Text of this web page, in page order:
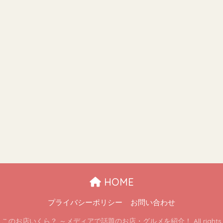
HOME
プライバシーポリシー お問い合わせ
のお店いくら？ ～メディアで話題のお店・グルメを紹介！ All rights